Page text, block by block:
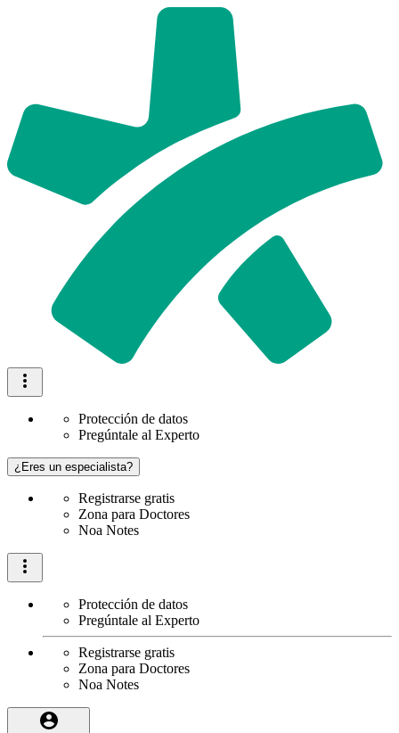
Protección de datos
Pregúntale al Experto
¿Eres un especialista?
Registrarse gratis
Zona para Doctores
Noa Notes
Protección de datos
Pregúntale al Experto
Registrarse gratis
Zona para Doctores
Noa Notes